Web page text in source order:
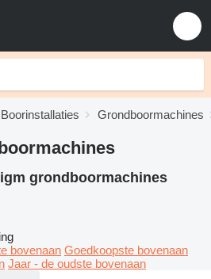
Boorinstallaties Grondboormachines
grondboormachines
bovenaan Goedkoopste bovenaan
Jaar - de oudste bovenaan